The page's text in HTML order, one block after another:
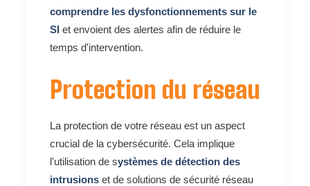
comprendre les dysfonctionnements sur le
SI et envoient des alertes afin de réduire le
temps d'intervention.
Protection du réseau
La protection de votre réseau est un aspect
crucial de la cybersécurité. Cela implique
l'utilisation de systèmes de détection des
intrusions et de solutions de sécurité réseau